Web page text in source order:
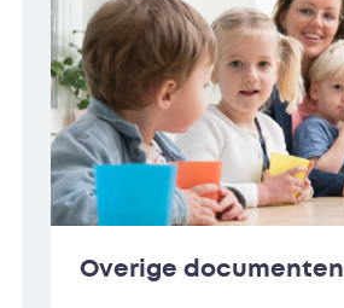
Overige documenten